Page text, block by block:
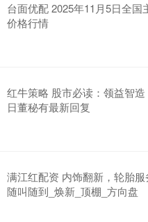
台面优配 2025年11月5日全国
价格行情
红牛策略 股市必读：领益智
日董秘有最新回复
满江红配资 内饰翻新，轮胎
随叫随到_焕新_顶棚_方向盘